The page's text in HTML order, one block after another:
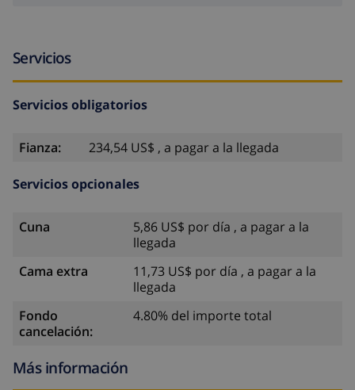
Servicios
Servicios obligatorios
Fianza: 234,54 US$ , a pagar a la llegada
Servicios opcionales
Cuna
5,86 US$ por día , a pagar a la
llegada
Cama extra
11,73 US$ por día , a pagar a la
llegada
Fondo
cancelación:
4.80% del importe total
Más información